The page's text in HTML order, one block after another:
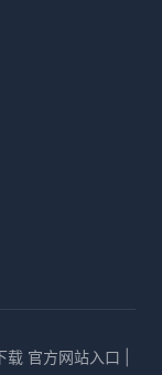
官方网站入口 |